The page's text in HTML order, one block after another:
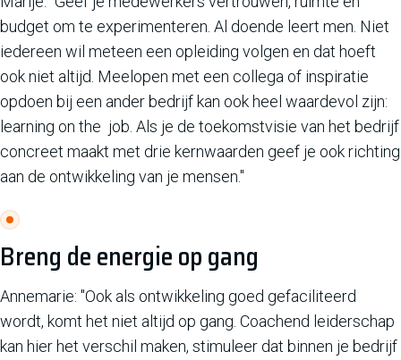
budget om te experimenteren. Al doende leert men. Niet
iedereen wil meteen een opleiding volgen en dat hoeft
ook niet altijd. Meelopen met een collega of inspiratie
opdoen bij een ander bedrijf kan ook heel waardevol zijn:
learning on the job. Als je de toekomstvisie van het bedrijf
concreet maakt met drie kernwaarden geef je ook richting
aan de ontwikkeling van je mensen."
Breng de energie op gang
Annemarie: "Ook als ontwikkeling goed gefaciliteerd
wordt, komt het niet altijd op gang. Coachend leiderschap
kan hier het verschil maken, stimuleer dat binnen je bedrijf